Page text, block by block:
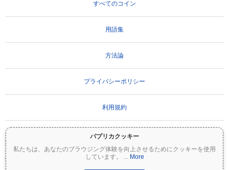
パプリカクッキー
私たちは、あなたのブラウジング体験を向上させるためにクッキーを使用
しています。
... More
すべてのコイン
用語集
方法論
プライバシーポリシー
利用規約
重要な免責事項：
す。投資額の一部または全額を失う可能性があります。Coinpaprikaのすべての情報は
情報提供のみを目的としており、財務または投資のアドバイスを構成するものではあ
りません。投資判断を行う前に、必ずご自身で調査（DYOR）を行い、資格のあるファ